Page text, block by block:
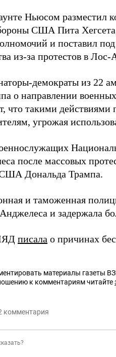
Ньюсом разместил
США Пита
и поставил
из-за протестов в
демократы из 22
о направлении
что такими действиями
угрожая
после массовых
США Дональда Трампа.
и таможенная
и задержала
писала о причинах
материалы газеты
к комментариям читайте
комментария